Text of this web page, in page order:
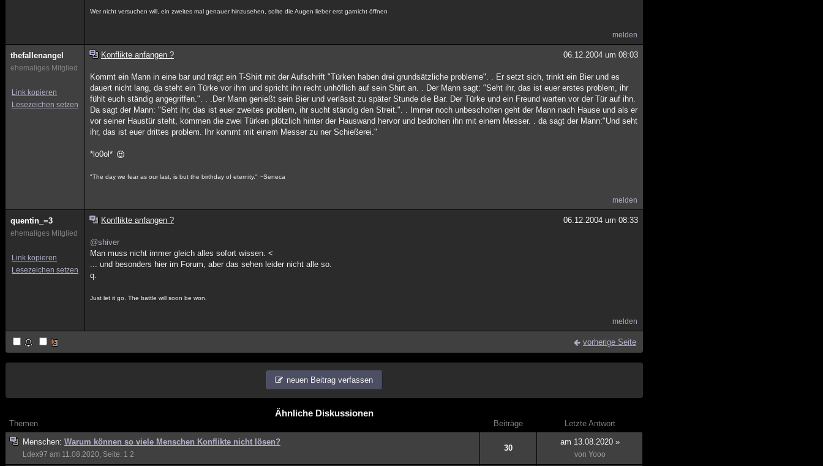
Wer nicht versuchen will, ein zweites mal genauer hinzusehen, sollte die Augen lieber erst garnicht öffnen
melden
thefallenangel
ehemaliges Mitglied
Link kopieren
Lesezeichen setzen
Konflikte anfangen ? 06.12.2004 um 08:03
Kommt ein Mann in eine bar und trägt ein T-Shirt mit der Aufschrift "Türken haben drei grundsätzliche probleme". . Er setzt sich, trinkt ein Bier und es
dauert nicht lang, da steht ein Türke vor ihm und spricht ihn recht unhöflich auf sein Shirt an. . Der Mann sagt: "Seht ihr, das ist euer erstes problem, ihr
fühlt euch ständig angegriffen.". . .Der Mann genießt sein Bier und verlässt zu später Stunde die Bar. Der Türke und ein Freund warten vor der Tür auf ihn.
Da sagt der Mann: "Seht ihr, das ist euer zweites problem, ihr sucht ständig den Streit.". . Immer noch unbescholten geht der Mann nach Hause und als er
vor seiner Haustür steht, kommen die zwei Türken plötzlich hinter der Hauswand hervor und bedrohen ihn mit einem Messer. . da sagt der Mann:"Und seht
ihr, das ist euer drittes problem. Ihr kommt mit einem Messer zu ner Schießerei."
*lo0ol*
"The day we fear as our last, is but the birthday of eternity." ~Seneca
melden
quentin_=3
ehemaliges Mitglied
Link kopieren
Lesezeichen setzen
Konflikte anfangen ? 06.12.2004 um 08:33
@shiver
Man muss nicht immer gleich alles sofort wissen. <
... und besonders hier im Forum, aber das sehen leider nicht alle so.
q.
Just let it go. The battle will soon be won.
melden
vorherige Seite
neuen Beitrag verfassen
Ähnliche Diskussionen
Themen Beiträge
Letzte Antwort
Menschen: Warum können so viele Menschen Konflikte nicht lösen?
Ldex97 am 11.08.2020, Seite: 1 2
30
am 13.08.2020 »
von Yooo